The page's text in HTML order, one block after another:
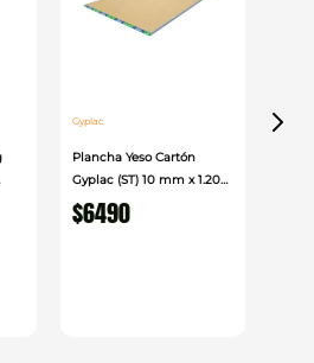
Gyplac
Plancha Yeso Cartón
Gyplac (ST) 10 mm x 1.20
cm x 2.40cm
$6490